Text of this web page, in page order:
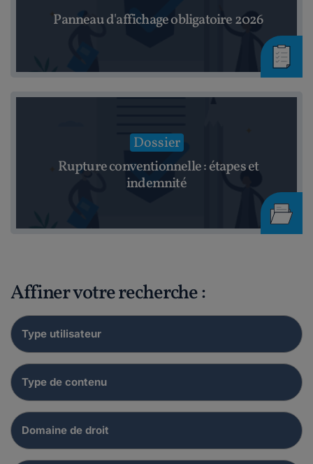
Panneau d'affichage obligatoire 2026
Dossier
Rupture conventionnelle : étapes et
indemnité
Affiner votre recherche :